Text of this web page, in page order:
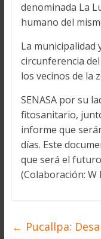
denominada La
humano del
La municipalidad
circunferencia
los vecinos de la
SENASA por su
fitosanitario,
informe que
días. Este
que será el
(Colaboración: W
← Pucallpa: